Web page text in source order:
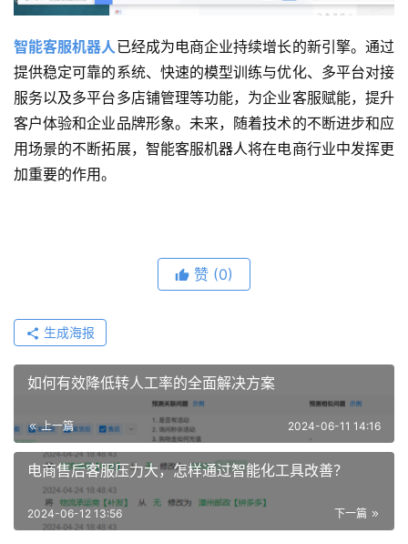
智能客服机器人已经成为电商企业持续增长的新引擎。通过
提供稳定可靠的系统、快速的模型训练与优化、多平台对接
服务以及多平台多店铺管理等功能，为企业客服赋能，提升
客户体验和企业品牌形象。未来，随着技术的不断进步和应
用场景的不断拓展，智能客服机器人将在电商行业中发挥更
加重要的作用。
赞 (0)
生成海报
如何有效降低转人工率的全面解决方案
上一篇 2024-06-11 14:16
电商售后客服压力大，怎样通过智能化工具改善？
下一篇
2024-06-12 13:56